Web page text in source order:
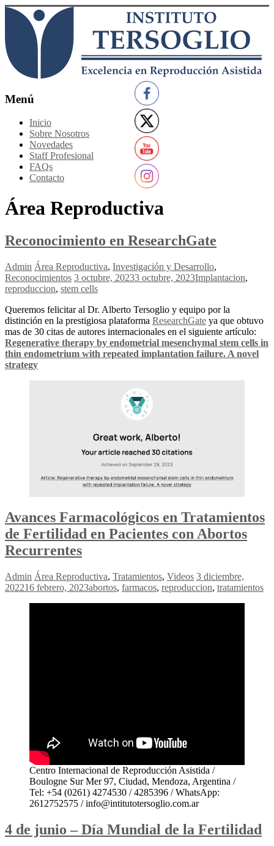
Saltar
contenido
Instituto
Reproducción
Asistida
Menú
Inicio
Sobre Nosotros
Novedades
Staff Profesional
FAQs
Contacto
Área Reproductiva
Reconocimiento en ResearchGate
Admin Área Reproductiva, Investigación y Desarrollo,
Reconocimientos 3 octubre, 20233 octubre, 2023Implantacion,
reproduccion, stem cells
Queremos felicitar al Dr. Alberto Tersoglio y equipo por la
distinción en la prestigiosa plataforma ResearchGate ya que obtuvo
mas de 30 citas de autores internacionales en el siguiente artículo:
Regenerative therapy by endometrial mesenchymal stem cells in
thin endometrium with repeated implantation failure. A novel
strategy
Avances Farmacológicos en Tratamientos
de Fertilidad en Pacientes con Abortos
Recurrentes
Admin Área Reproductiva, Tratamientos, Videos 3 diciembre,
202216 febrero, 2023abortos, farmacos, reproduccion, tratamientos
Centro Internacional de Reproducción Asistida /
Boulogne Sur Mer 97, Ciudad, Mendoza, Argentina /
Tel: +54 (0261) 4274530 / 4285396 / WhatsApp:
2612752575 / info@intitutotersoglio.com.ar
4 de junio – Día Mundial de la Fertilidad